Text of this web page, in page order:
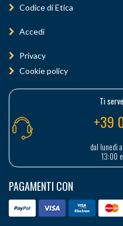
Codice di Etica
Accedi
Privacy
Cookie policy
Ti
+39
dal lunedì
13:00
PAGAMENTI CON